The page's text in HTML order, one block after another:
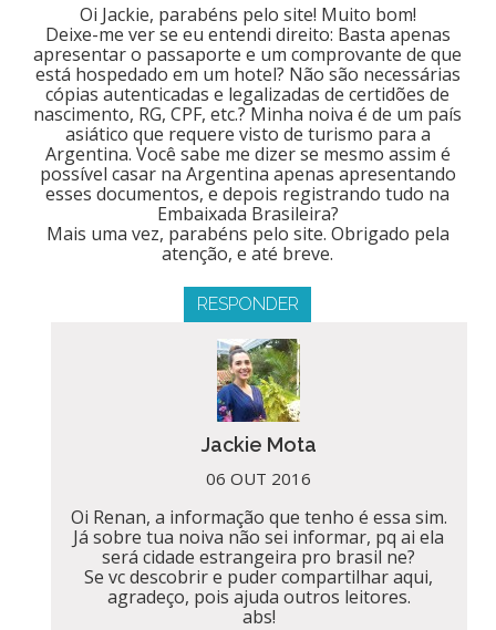
Oi Jackie, parabéns pelo site! Muito bom!
Deixe-me ver se eu entendi direito: Basta apenas
apresentar o passaporte e um comprovante de que
está hospedado em um hotel? Não são necessárias
cópias autenticadas e legalizadas de certidões de
nascimento, RG, CPF, etc.? Minha noiva é de um país
asiático que requere visto de turismo para a
Argentina. Você sabe me dizer se mesmo assim é
possível casar na Argentina apenas apresentando
esses documentos, e depois registrando tudo na
Embaixada Brasileira?
Mais uma vez, parabéns pelo site. Obrigado pela
atenção, e até breve.
RESPONDER
Jackie Mota
06 OUT 2016
Oi Renan, a informação que tenho é essa sim.
Já sobre tua noiva não sei informar, pq ai ela
será cidade estrangeira pro brasil ne?
Se vc descobrir e puder compartilhar aqui,
agradeço, pois ajuda outros leitores.
abs!